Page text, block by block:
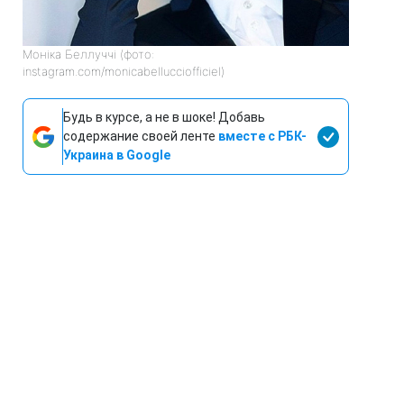
Моніка Беллуччі (фото:
instagram.com/monicabellucciofficiel)
Будь в курсе, а не в шоке! Добавь
содержание своей ленте вместе с РБК-
Украина в Google